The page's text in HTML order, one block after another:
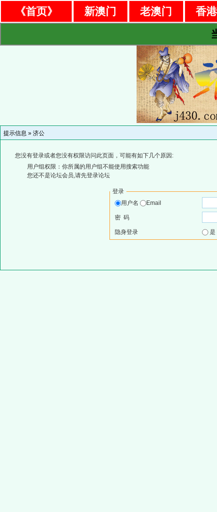
《首页》 新澳门 老澳门
香
提示信息 » 济公
您没有登录或者您没有权限访问此页面，可能有如下几个原因:
用户组权限：你所属的用户组不能使用搜索功能
您还不是论坛会员,请先登录论坛
登录
用户名
Email
密 码
隐身登录